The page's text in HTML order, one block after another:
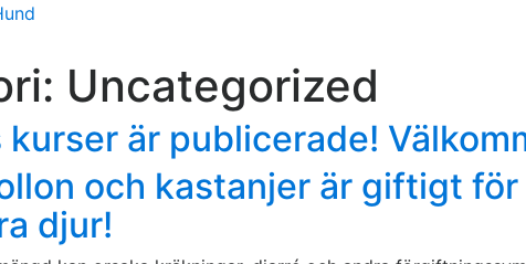
Uncategorized
kurser är publicerade!
och kastanjer är giftigt
djur!